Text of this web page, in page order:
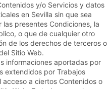
y/o Servicios y datos
en Sevilla sin que sea
presentes Condiciones, la
o que de cualquier otro
de los derechos de terceros o
Sitio Web.
informaciones aportadas por
extendidos por Trabajos
acceso a ciertos Contenidos o